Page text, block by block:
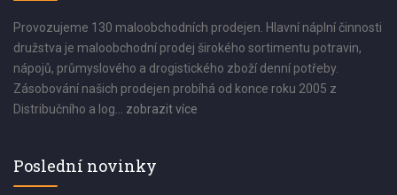
Provozujeme 130 maloobchodních prodejen. Hlavní náplní činnosti
družstva je maloobchodní prodej širokého sortimentu potravin,
nápojů, průmyslového a drogistického zboží denní potřeby.
Zásobování našich prodejen probíhá od konce roku 2005 z
Distribučního a log... zobrazit více
Poslední novinky